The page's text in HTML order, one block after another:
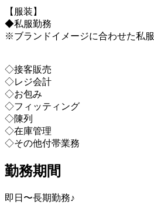
【服装】
◆私服勤務
※ブランドイメージに合わせた私服
◇接客販売
◇レジ会計
◇お包み
◇フィッティング
◇陳列
◇在庫管理
◇その他付帯業務
勤務期間
即日〜長期勤務♪